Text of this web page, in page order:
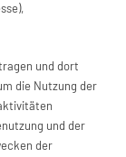
und dort
die Nutzung der
und der
der